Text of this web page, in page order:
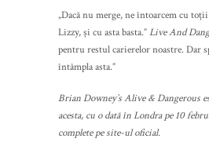
„Dacă nu merge, ne întoarcem cu
Lizzy, și cu asta basta.”Live And
pentru restul carierelor noastre. Dar
întâmpla asta.”
Brian Downey’s Alive & Dangerous
acesta, cu o dată în Londra pe 10
complete pe site-ul oficial.